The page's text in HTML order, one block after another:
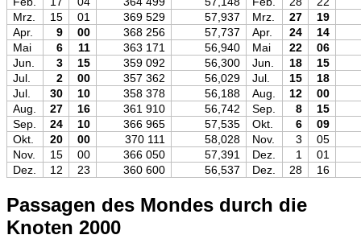
Mrz.
15 01 369 529 57,937 Mrz. 27
19
Apr.
9 00 368 256 57,737 Apr. 24
14
Mai
6 11 363 171 56,940 Mai 22
06
Jun.
3 15 359 092 56,300 Jun. 18
15
Jul.
2 00 357 362 56,029 Jul. 15
18
Jul.
30 10 358 378 56,188 Aug. 12
00
Aug.
27 16 361 910 56,742 Sep. 8
15
Sep.
24 10 366 965 57,535 Okt. 6
09
Okt.
20 00 370 111 58,028 Nov. 3
05
Nov.
15 00 366 050 57,391 Dez. 1
01
Dez.
12 23 360 600 56,537 Dez. 28 16
Passagen des Mondes durch die
Knoten 2000